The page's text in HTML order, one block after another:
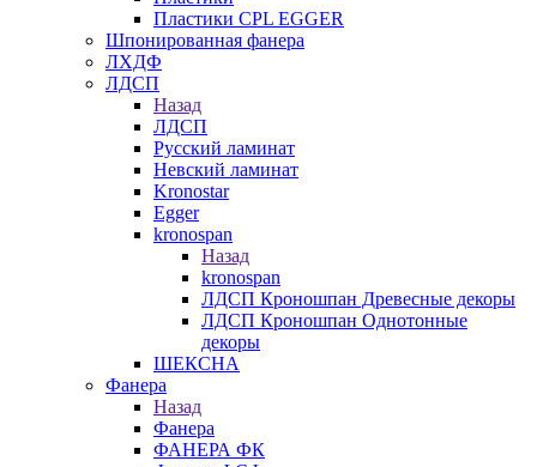
Пластики CPL EGGER
Шпонированная фанера
ЛХДФ
ЛДСП
Назад
ЛДСП
Русский ламинат
Невский ламинат
Kronostar
Egger
kronospan
Назад
kronospan
ЛДСП Кроношпан Древесные декоры
ЛДСП Кроношпан Однотонные
декоры
ШЕКСНА
Фанера
Назад
Фанера
ФАНЕРА ФК